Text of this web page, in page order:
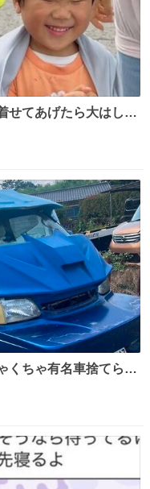
せてあげたら大はしゃ
な代物を提供してくれ
くちゃ有名車捨てられ
も何にも残ってない
疲れ様でした、、 #バ